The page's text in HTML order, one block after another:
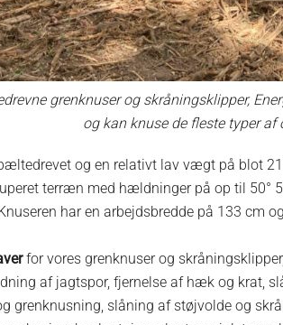
grenknuser og skråningsklipper,
og kan knuse de fleste typer
og en relativt lav vægt på blot
terræn med hældninger på op til 50°
har en arbejdsbredde på 133 cm
for vores grenknuser og
af jagtspor, fjernelse af hæk og krat,
grenknusning, slåning af støjvolde og